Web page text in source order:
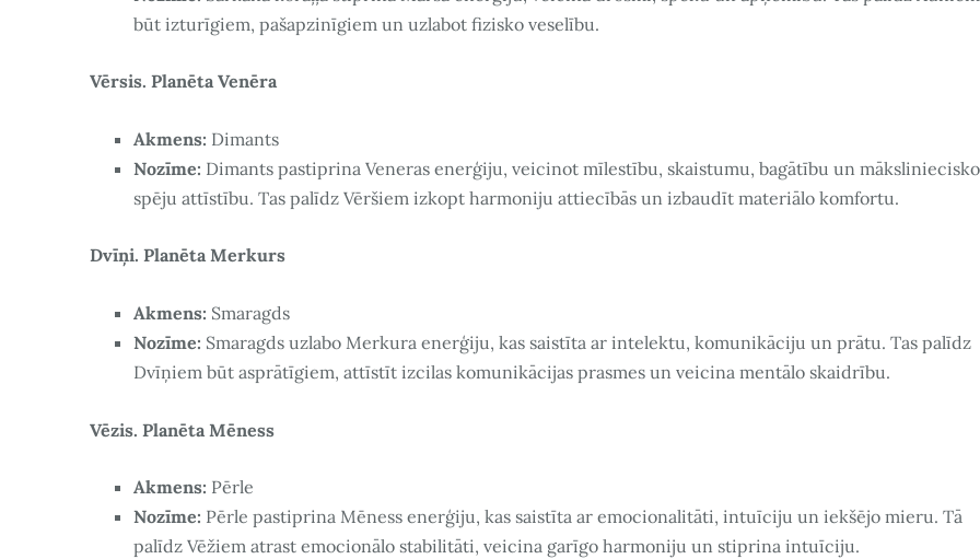
būt izturīgiem, pašapzinīgiem un uzlabot fizisko veselību.
Vērsis. Planēta Venēra
Akmens: Dimants
Nozīme: Dimants pastiprina Veneras enerģiju, veicinot mīlestību, skaistumu, bagātību un māksliniecisko
spēju attīstību. Tas palīdz Vēršiem izkopt harmoniju attiecībās un izbaudīt materiālo komfortu.
Dvīņi. Planēta Merkurs
Akmens: Smaragds
Nozīme: Smaragds uzlabo Merkura enerģiju, kas saistīta ar intelektu, komunikāciju un prātu. Tas palīdz
Dvīņiem būt asprātīgiem, attīstīt izcilas komunikācijas prasmes un veicina mentālo skaidrību.
Vēzis. Planēta Mēness
Akmens: Pērle
Nozīme: Pērle pastiprina Mēness enerģiju, kas saistīta ar emocionalitāti, intuīciju un iekšējo mieru. Tā
palīdz Vēžiem atrast emocionālo stabilitāti, veicina garīgo harmoniju un stiprina intuīciju.